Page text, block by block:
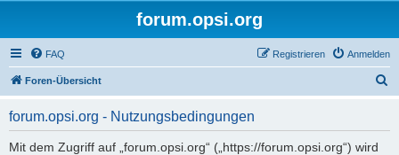
forum.opsi.org
FAQ Anmelden
Registrieren
Foren-Übersicht
forum.opsi.org - Nutzungsbedingungen
Mit dem Zugriff auf „forum.opsi.org“ („https://forum.opsi.org“) wird